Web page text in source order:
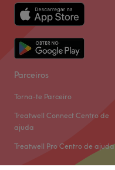
Parceiros
Torna-te Parceiro
Treatwell Connect Centro de
ajuda
Treatwell Pro Centro de ajuda